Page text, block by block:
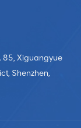
85, Xiguangyue
Shenzhen,